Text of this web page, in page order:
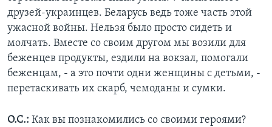
друзей-украинцев. Беларусь ведь тоже часть этой
ужасной войны. Нельзя было просто сидеть и
молчать. Вместе со своим другом мы возили для
беженцев продукты, ездили на вокзал, помогали
беженцам, - а это почти одни женщины с детьми, -
перетаскивать их скарб, чемоданы и сумки.
О.С.: Как вы познакомились со своими героями?